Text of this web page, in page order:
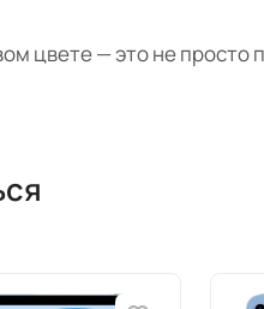
цвете — это не